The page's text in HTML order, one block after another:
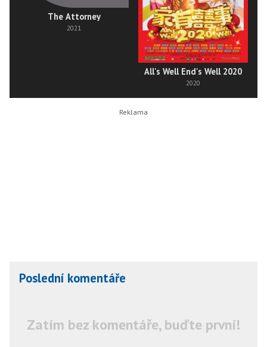
The Attorney
2021
All's Well End's Well 2020
2020
Poslední komentáře
Zatím bez komentáře, buďte první!